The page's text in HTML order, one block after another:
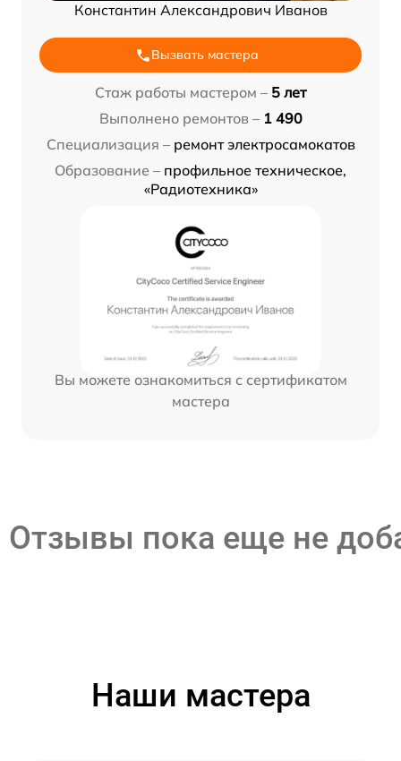
Константин Александрович Иванов
Вызвать мастера
Стаж работы мастером – 5 лет
Выполнено ремонтов – 1 490
Специализация – ремонт электросамокатов
Образование – профильное техническое,
«Радиотехника»
Вы можете ознакомиться с сертификатом
мастера
Отзывы пока еще не
Наши мастера